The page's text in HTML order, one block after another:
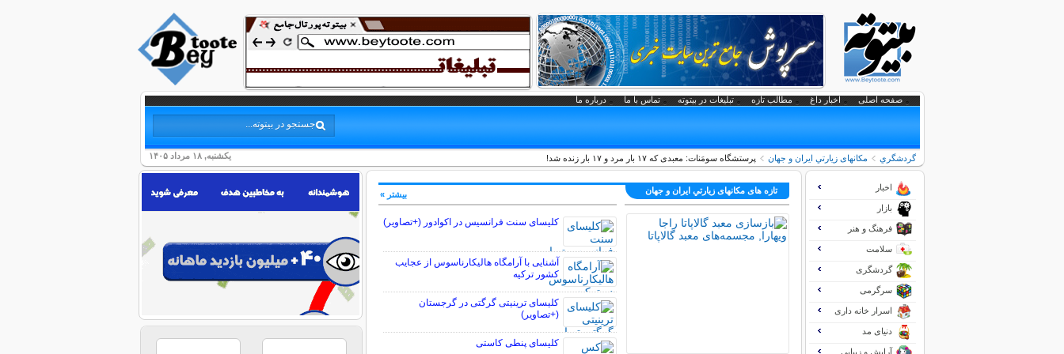
صفحه اصلی اخبار داغ مطالب تازه تبلیغات در بیتوته تماس با ما درباره ما
یکشنبه, ۱۸ مرداد ۱۴۰۵ گردشگري مکانهای زيارتي ايران و جهان پرستشگاه سومَنات: معبدی که ۱۷ بار مرد و ۱۷ بار زنده شد!
تازه های مکانهای زيارتي ايران و جهان
کلیسای سنت فرانسیس در اکوادور (+تصاویر)
آشنایی با آرامگاه هالیکارناسوس از عجایب
کشور ترکیه
کلیسای ترینیتی گرگتی در گرجستان
(+تصاویر)
کلیسای پنطی کاستی
بیشتر »
اخبار
بازار
فرهنگ و هنر
سلامت
گردشگری
سرگرمی
اسرار خانه داری
دنیای مد
آرایش و زیبایی